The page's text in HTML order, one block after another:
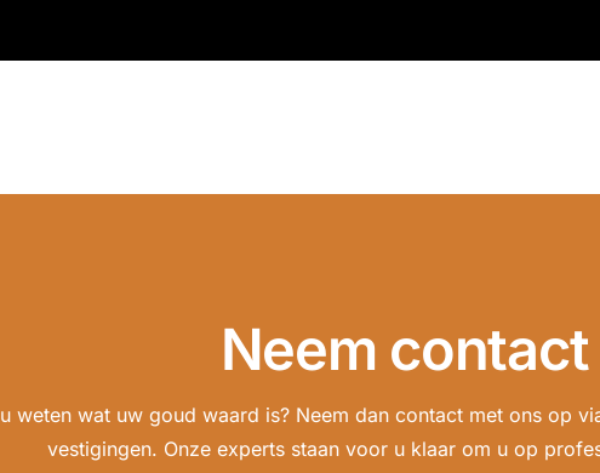
Neem
weten wat uw goud waard is? Neem dan contact met ons op
vestigingen. Onze experts staan voor u klaar om u op